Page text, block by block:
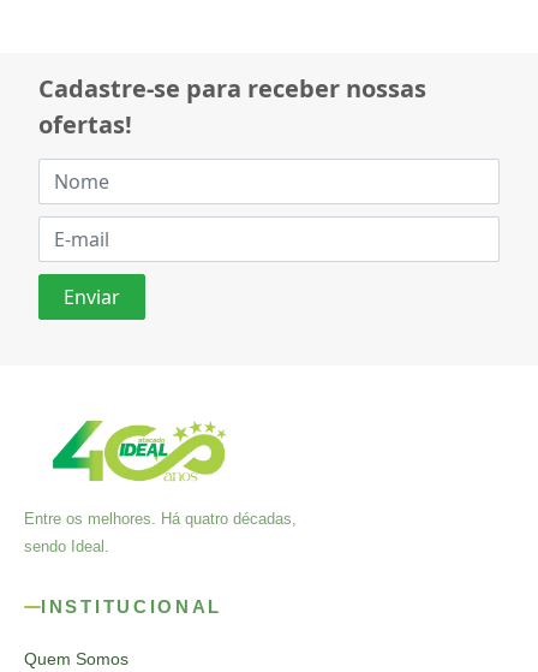
Cadastre-se para receber nossas
ofertas!
Entre os melhores. Há quatro décadas,
sendo Ideal.
INSTITUCIONAL
Quem Somos